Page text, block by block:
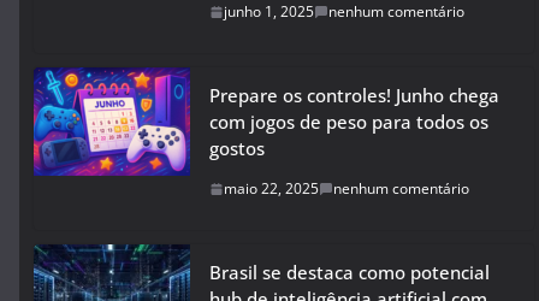
junho 1, 2025 nenhum comentário
Prepare os controles! Junho chega
com jogos de peso para todos os
gostos
maio 22, 2025 nenhum comentário
Brasil se destaca como potencial